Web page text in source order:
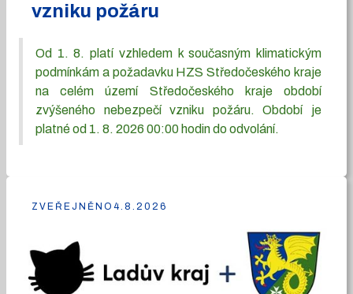
vzniku požáru
Od 1. 8. platí vzhledem k současným klimatickým
podmínkám a požadavku HZS Středočeského kraje
na celém území Středočeského kraje období
zvýšeného nebezpečí vzniku požáru. Období je
platné od 1. 8. 2026 00:00 hodin do odvolání.
ZVEŘEJNĚNO 4.8.2026